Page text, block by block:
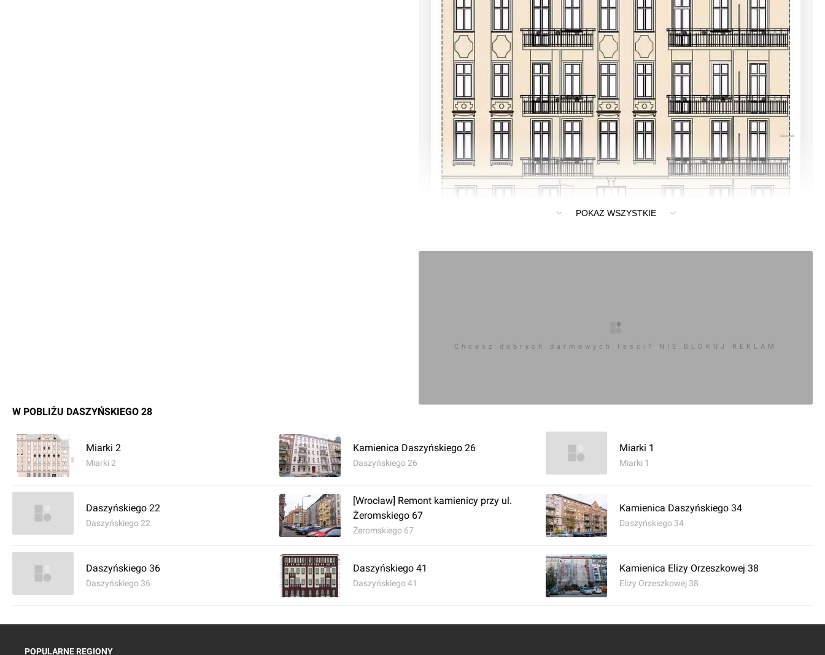
POKAŻ WSZYSTKIE
Chcesz dobrych darmowych teści? NIE BLOKUJ REKLAM
W POBLIŻU DASZYŃSKIEGO 28
Miarki 2
Miarki 2
Kamienica Daszyńskiego 26
Daszyńskiego 26
Miarki 1
Miarki 1
Daszyńskiego 22
Daszyńskiego 22
[Wrocław] Remont kamienicy przy ul.
Żeromskiego 67
Żeromskiego 67
Kamienica Daszyńskiego 34
Daszyńskiego 34
Daszyńskiego 36
Daszyńskiego 36
Daszyńskiego 41
Daszyńskiego 41
Kamienica Elizy Orzeszkowej 38
Elizy Orzeszkowej 38
POPULARNE REGIONY